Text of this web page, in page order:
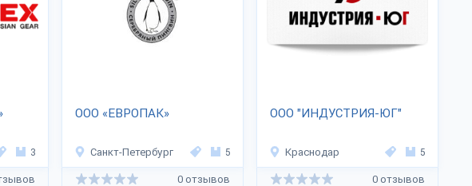
3
ООО «ЕВРОПАК»
Санкт-Петербург 5
0 отзывов
ООО "ИНДУСТРИЯ-ЮГ"
Краснодар 5
0 отзывов